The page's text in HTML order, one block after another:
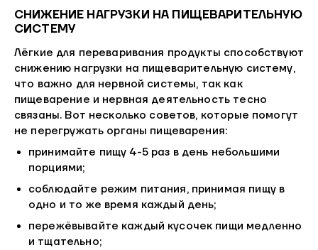
СНИЖЕНИЕ НАГРУЗКИ НА ПИЩЕВАРИТЕЛЬНУЮ
СИСТЕМУ
Лёгкие для переваривания продукты способствуют
снижению нагрузки на пищеварительную систему,
что важно для нервной системы, так как
пищеварение и нервная деятельность тесно
связаны. Вот несколько советов, которые помогут
не перегружать органы пищеварения:
принимайте пищу 4-5 раз в день небольшими
порциями;
соблюдайте режим питания, принимая пищу в
одно и то же время каждый день;
пережёвывайте каждый кусочек пищи медленно
и тщательно;